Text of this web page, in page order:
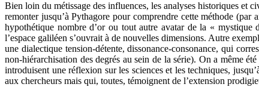
Bien loin du métissage des influences, les analyses historiques et
remonter jusqu’à Pythagore pour comprendre cette méthode
hypothétique nombre d’or ou tout autre avatar de la « mystique
l’espace galiléen s’ouvrait à de nouvelles dimensions. Autre
une dialectique tension-détente, dissonance-consonance, qui
non-hiérarchisation des degrés au sein de la série). On a même
introduisent une réflexion sur les sciences et les techniques,
aux chercheurs mais qui, toutes, témoignent de l’extension